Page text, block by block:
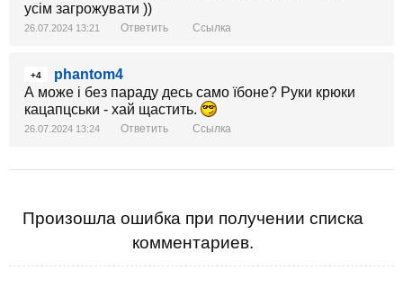
усім загрожувати ))
26.07.2024 13:21 Ответить Ссылка
+4
phantom4
А може і без параду десь само їбоне? Руки крюки
кацапцськи - хай щастить.
26.07.2024 13:24 Ответить Ссылка
Произошла ошибка при получении списка
комментариев.